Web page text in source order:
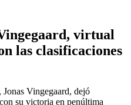
virtual
las clasificaciones
Vingegaard, dejó
su victoria en penúltima